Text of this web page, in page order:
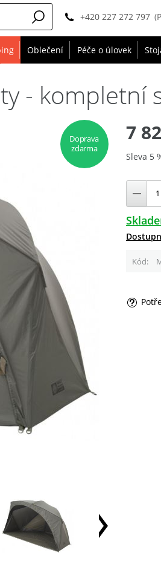
+420 227 272 797
Oblečení Péče o úlovek
- kompletní
Doprava
zdarma
7
Sleva 5
Kód